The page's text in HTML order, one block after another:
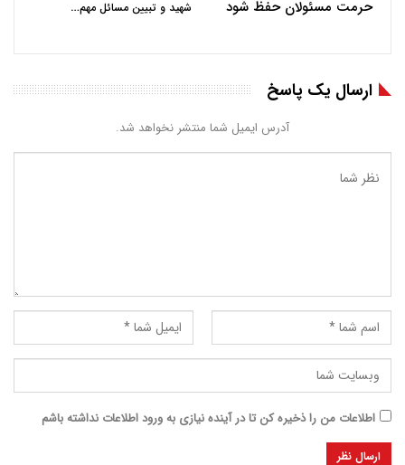
حرمت مسئولان حفظ شود
شهید و تبیین مسائل مهم…
ارسال یک پاسخ
آدرس ایمیل شما منتشر نخواهد شد.
اطلاعات من را ذخیره کن تا در آینده نیازی به ورود اطلاعات نداشته باشم